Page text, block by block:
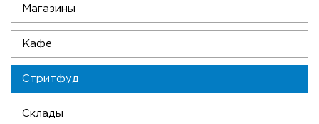
Магазины
Кафе
Стритфуд
Склады